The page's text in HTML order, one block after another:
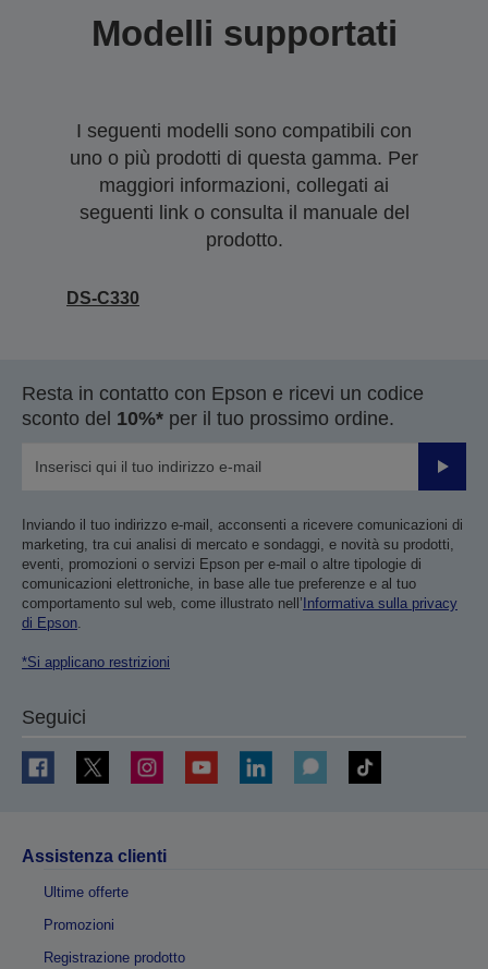
Modelli supportati
I seguenti modelli sono compatibili con
uno o più prodotti di questa gamma. Per
maggiori informazioni, collegati ai
seguenti link o consulta il manuale del
prodotto.
DS-C330
Resta in contatto con Epson e ricevi un codice
sconto del 10%* per il tuo prossimo ordine.
Invia
Inviando il tuo indirizzo e-mail, acconsenti a ricevere comunicazioni di
marketing, tra cui analisi di mercato e sondaggi, e novità su prodotti,
eventi, promozioni o servizi Epson per e-mail o altre tipologie di
comunicazioni elettroniche, in base alle tue preferenze e al tuo
comportamento sul web, come illustrato nell’ Informativa sulla privacy
di Epson.
*Si applicano restrizioni
Seguici
Assistenza clienti
Ultime offerte
Promozioni
Registrazione prodotto